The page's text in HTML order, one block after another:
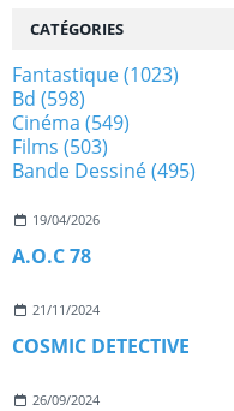
19/04/2026
A.O.C 78
21/11/2024
COSMIC DETECTIVE
26/09/2024
CATÉGORIES
Fantastique(1023)
Bd (598)
Cinéma (549)
Films (503)
Bande Dessiné(495)